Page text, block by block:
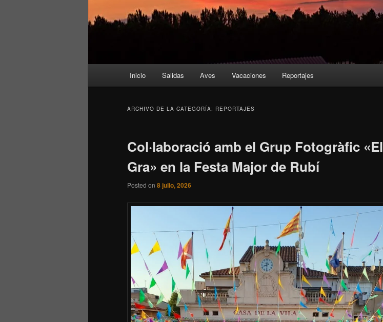
Inicio Salidas Aves Vacaciones Reportajes
ARCHIVO DE LA CATEGORÍA: REPORTAJES
Col·laboració amb el Grup Fotogràfic «El
Gra» en la Festa Major de Rubí
Posted on 8 julio, 2026